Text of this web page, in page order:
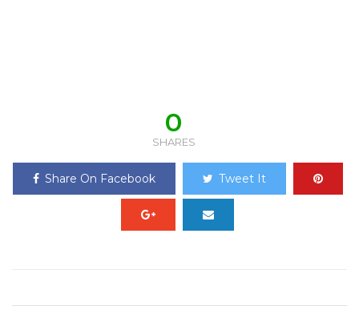
0
SHARES
Share On Facebook Tweet It